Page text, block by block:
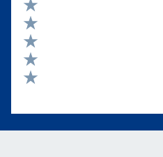
Valuta 5 stelle su 5
Valuta 4 stelle su 5
Valuta 3 stelle su 5
Valuta 2 stelle su 5